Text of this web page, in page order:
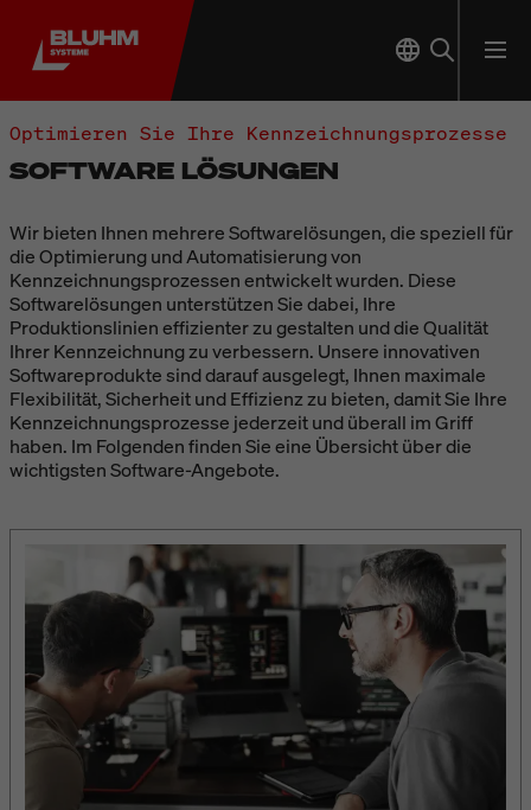
Optimieren Sie Ihre Kennzeichnungsprozesse
SOFTWARE LÖSUNGEN
Wir bieten Ihnen mehrere Softwarelösungen, die speziell für
die Optimierung und Automatisierung von
Kennzeichnungsprozessen entwickelt wurden. Diese
Softwarelösungen unterstützen Sie dabei, Ihre
Produktionslinien effizienter zu gestalten und die Qualität
Ihrer Kennzeichnung zu verbessern. Unsere innovativen
Softwareprodukte sind darauf ausgelegt, Ihnen maximale
Flexibilität, Sicherheit und Effizienz zu bieten, damit Sie Ihre
Kennzeichnungsprozesse jederzeit und überall im Griff
haben. Im Folgenden finden Sie eine Übersicht über die
wichtigsten Software-Angebote.